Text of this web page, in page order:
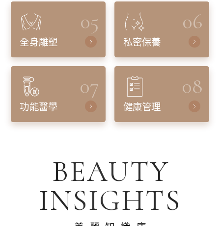
05
全身雕塑
06
私密保養
07
功能醫學
08
健康管理
BEAUTY
INSIGHTS